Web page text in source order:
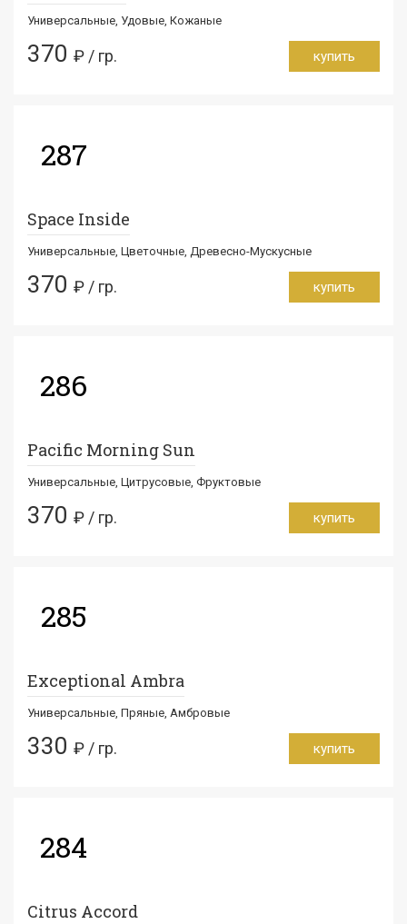
Универсальные, Удовые, Кожаные
370 ₽ / гр. купить
287
Space Inside
Универсальные, Цветочные, Древесно-Мускусные
370 ₽ / гр. купить
286
Pacific Morning Sun
Универсальные, Цитрусовые, Фруктовые
370 ₽ / гр. купить
285
Exceptional Ambra
Универсальные, Пряные, Амбровые
330 ₽ / гр. купить
284
Citrus Accord